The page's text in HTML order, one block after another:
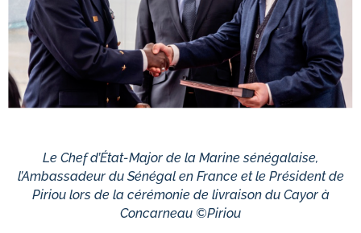
Le Chef d’État-Major de la Marine sénégalaise,
l’Ambassadeur du Sénégal en France et le Président de
Piriou lors de la cérémonie de livraison du Cayor à
Concarneau ©Piriou